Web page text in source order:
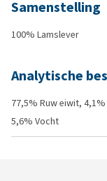
Samenstelling
100% Lamslever
Analytische
77,5% Ruw eiwit,
5,6% Vocht